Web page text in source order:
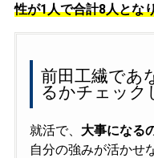
性が1人で合計8人とな
前田工繊であ
るかチェック
就活で、 大事になる
自分の強みが活かせ